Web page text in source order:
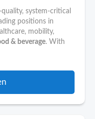
system-critical
positions in
mobility,
& beverage. With